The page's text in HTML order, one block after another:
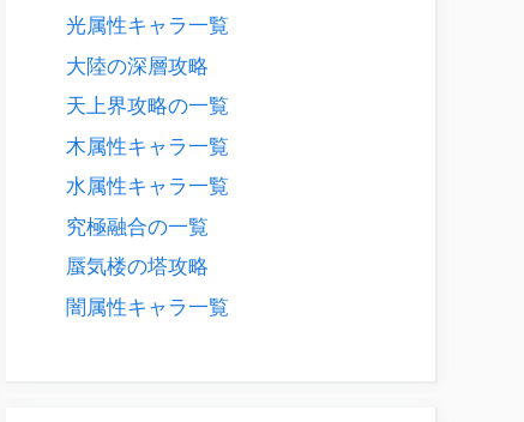
光属性キャラ一覧
大陸の深層攻略
天上界攻略の一覧
木属性キャラ一覧
水属性キャラ一覧
究極融合の一覧
蜃気楼の塔攻略
闇属性キャラ一覧